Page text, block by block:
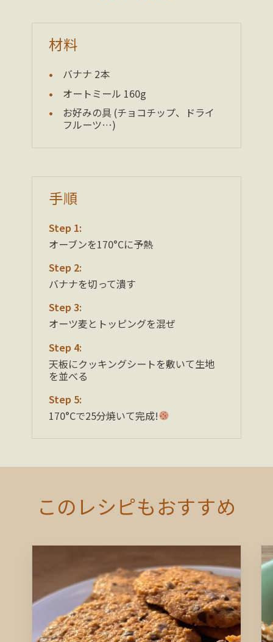
材料
バナナ 2本
オートミール 160g
お好みの具 (チョコチップ、ドライ
フルーツ…)
手順
Step 1:
オーブンを170°Cに予熱
Step 2:
バナナを切って潰す
Step 3:
オーツ麦とトッピングを混ぜ
Step 4:
天板にクッキングシートを敷いて生地
を並べる
Step 5:
170°Cで25分焼いて完成!
このレシピもおすすめ